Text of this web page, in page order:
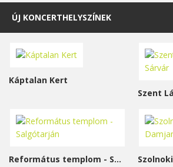
ÚJ KONCERTHELYSZÍNEK
Káptalan Kert
Református templom - Salgótarján